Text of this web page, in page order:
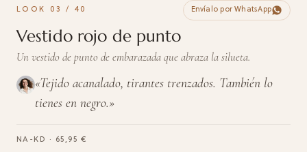
LOOK 03 / 40 Envíalo por WhatsApp
Vestido rojo de punto
Un vestido de punto de embarazada que abraza la silueta.
«Tejido acanalado, tirantes trenzados. También lo
tienes en negro.»
NA-KD · 65,95 €